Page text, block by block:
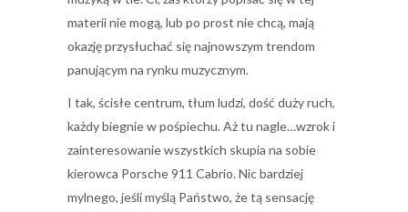
materii nie mogą, lub po prost nie chcą, mają
okazję przysłuchać się najnowszym trendom
panującym na rynku muzycznym.
I tak, ścisłe centrum, tłum ludzi, dość duży ruch,
każdy biegnie w pośpiechu. Aż tu nagle…wzrok i
zainteresowanie wszystkich skupia na sobie
kierowca Porsche 911 Cabrio. Nic bardziej
mylnego, jeśli myślą Państwo, że tą sensację